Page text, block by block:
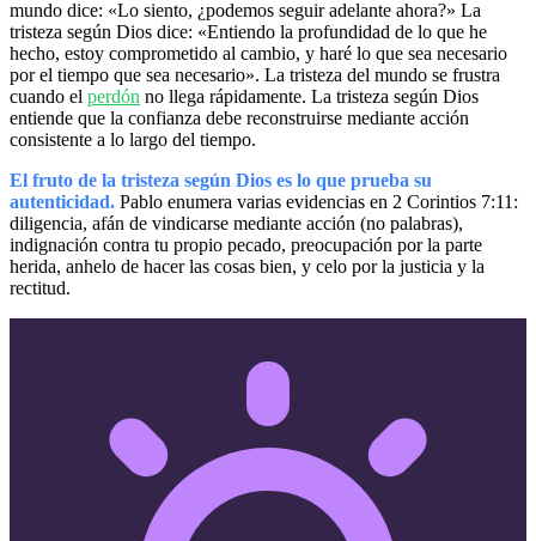
mundo dice: «Lo siento, ¿podemos seguir adelante ahora?» La
tristeza según Dios dice: «Entiendo la profundidad de lo que he
hecho, estoy comprometido al cambio, y haré lo que sea necesario
por el tiempo que sea necesario». La tristeza del mundo se frustra
cuando el perdón no llega rápidamente. La tristeza según Dios
entiende que la confianza debe reconstruirse mediante acción
consistente a lo largo del tiempo.
El fruto de la tristeza según Dios es lo que prueba su
autenticidad. Pablo enumera varias evidencias en 2 Corintios 7:11:
diligencia, afán de vindicarse mediante acción (no palabras),
indignación contra tu propio pecado, preocupación por la parte
herida, anhelo de hacer las cosas bien, y celo por la justicia y la
rectitud.